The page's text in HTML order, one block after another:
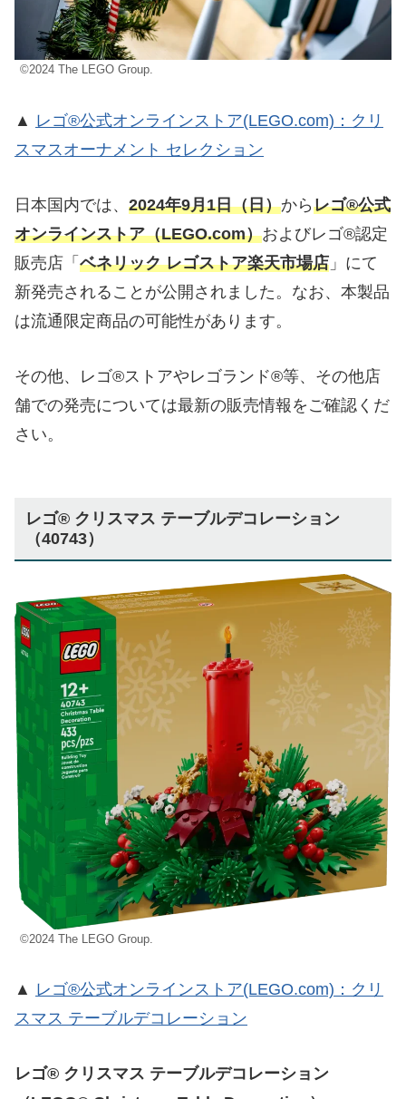
©2024 The LEGO Group.
▲ レゴ®公式オンラインストア(LEGO.com)：クリ
スマスオーナメント セレクション
日本国内では、 2024年9月1日（日）からレゴ®公式
オンラインストア（LEGO.com）およびレゴ®認定
販売店「 ベネリック レゴストア楽天市場店 」にて
新発売されることが公開されました。なお、本製品
は流通限定商品の可能性があります。
その他、レゴ®ストアやレゴランド®等、その他店
舗での発売については最新の販売情報をご確認くだ
さい。
レゴ® クリスマス テーブルデコレーション
（40743）
©2024 The LEGO Group.
▲ レゴ®公式オンラインストア(LEGO.com)：クリ
スマス テーブルデコレーション
レゴ® クリスマス テーブルデコレーション